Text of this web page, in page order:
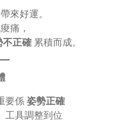
來好運。
痛，
不正確累積而成。
要係 姿勢正確
工具調整到位